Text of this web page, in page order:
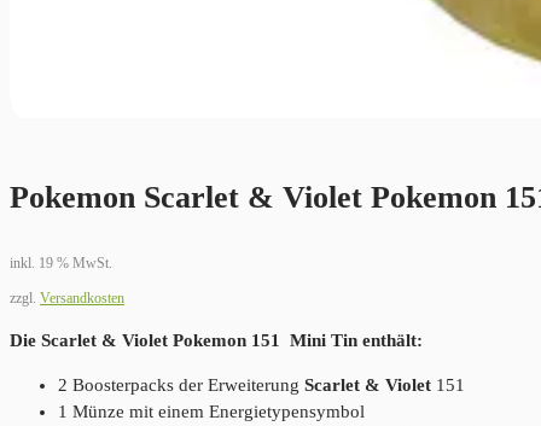
Pokemon Scarlet & Violet Pokemon
inkl. 19 % MwSt.
zzgl. Versandkosten
Die Scarlet & Violet Pokemon 151 Mini Tin enthält:
2 Boosterpacks der Erweiterung Scarlet & Violet 151
1 Münze mit einem Energietypensymbol